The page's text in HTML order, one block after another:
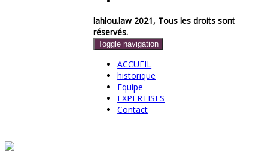
lahlou.law 2021, Tous les droits sont
réservés.
Toggle navigation
ACCUEIL
historique
Equipe
EXPERTISES
Contact